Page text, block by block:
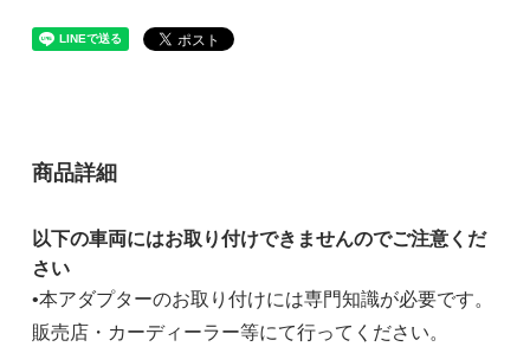
商品詳細
以下の車両にはお取り付けできませんのでご注意くだ
さい
•本アダプターのお取り付けには専門知識が必要です。
販売店・カーディーラー等にて行ってください。